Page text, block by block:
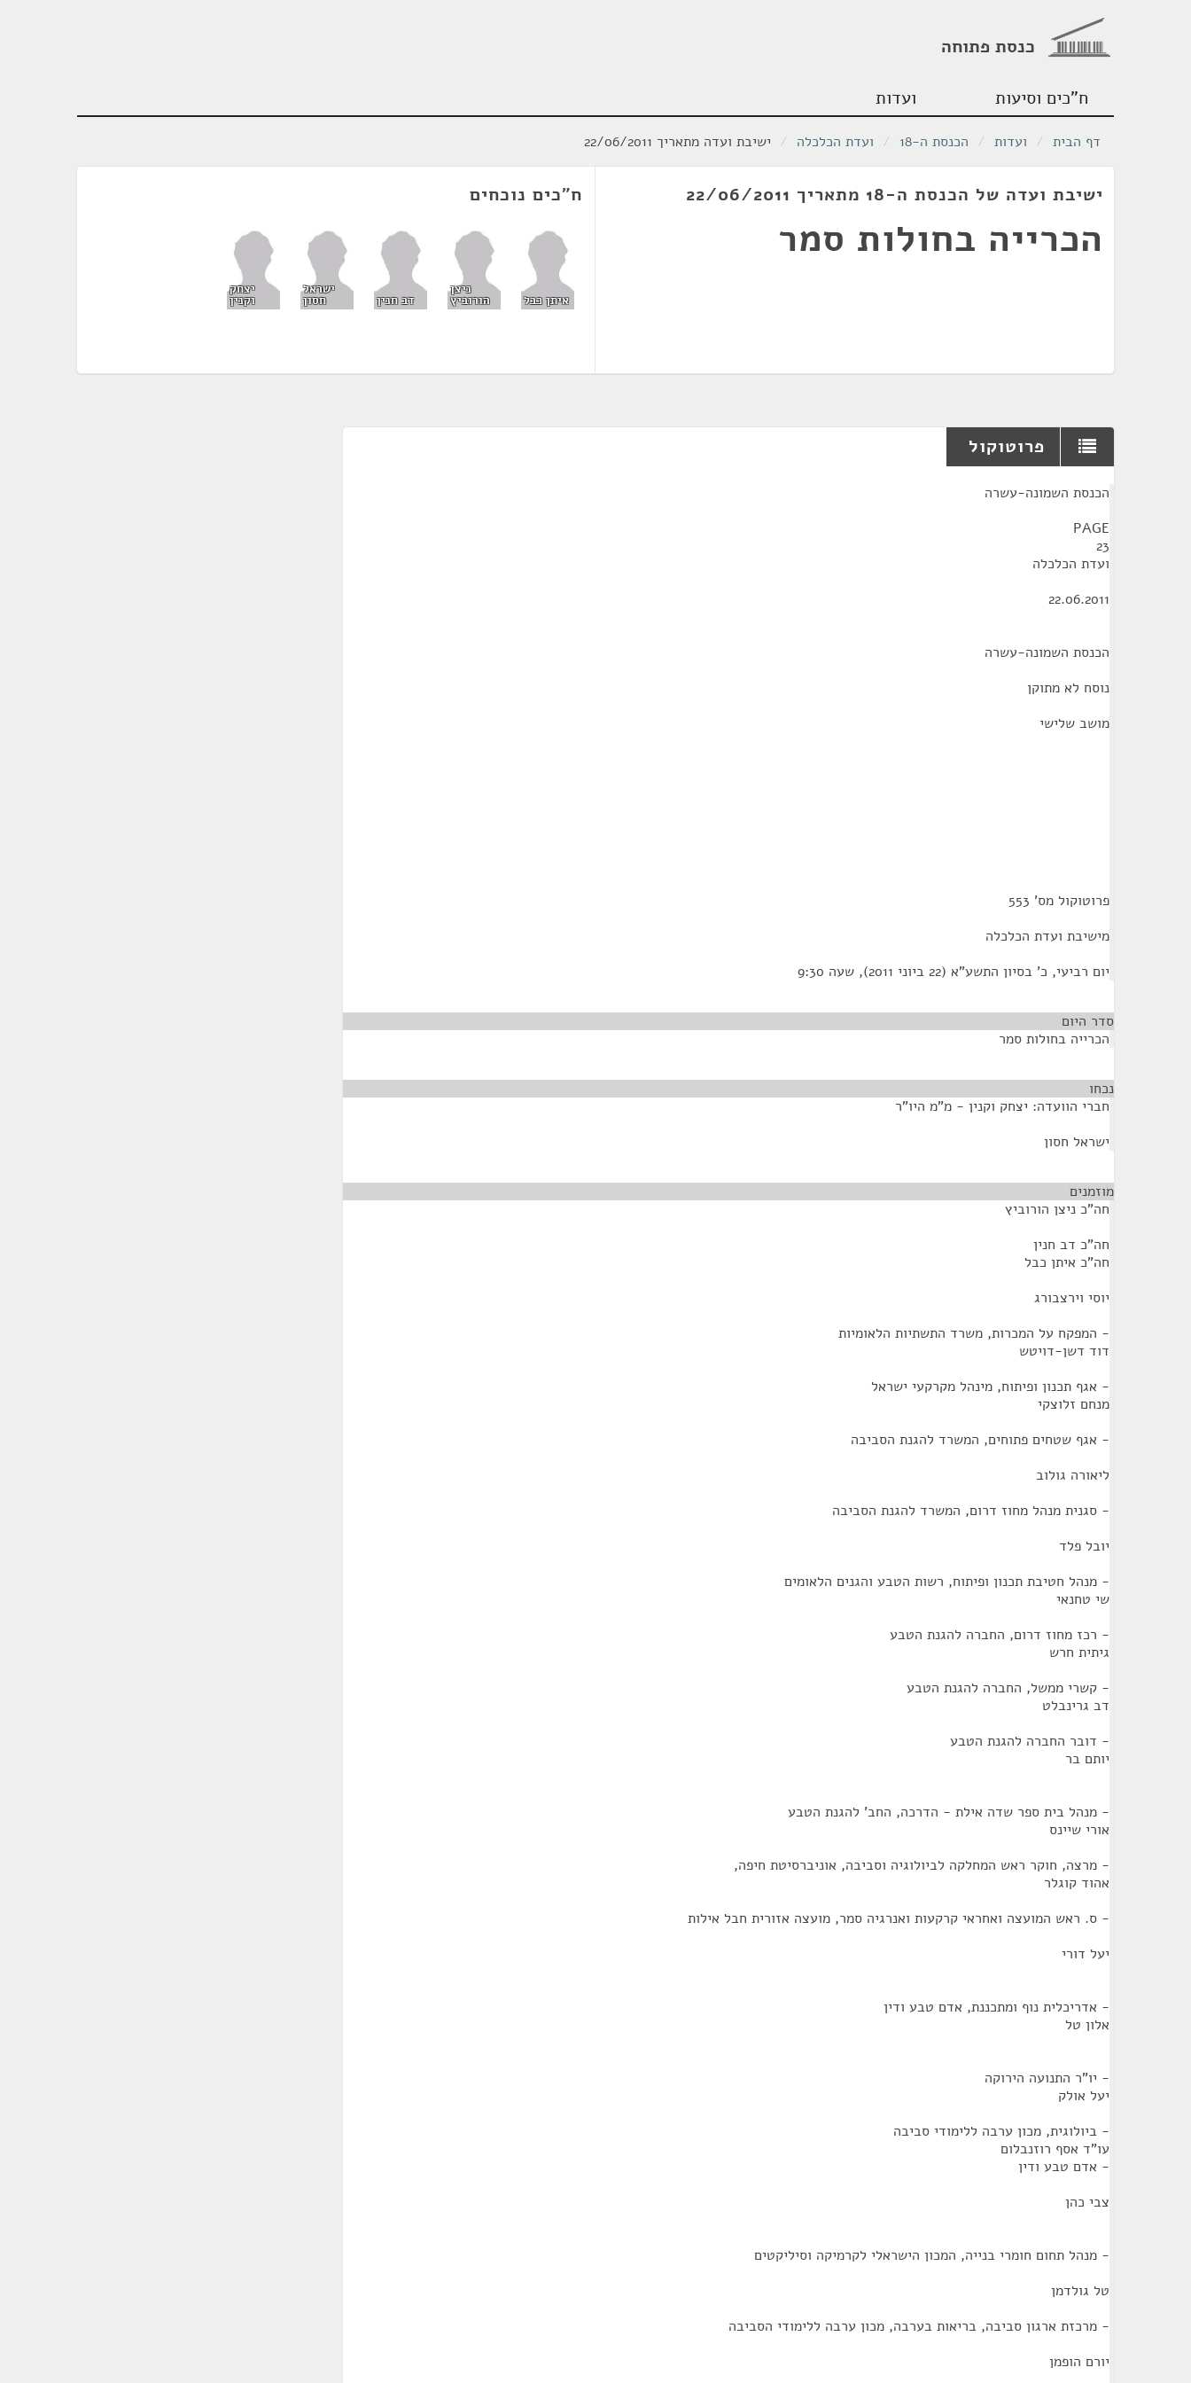
כנסת פתוחה
ח"כים וסיעות ועדות
דף הבית / ועדות / הכנסת ה-18 / ועדת הכלכלה / ישיבת ועדה מתאריך 22/06/2011
ישיבת ועדה של הכנסת ה-18 מתאריך 22/06/2011
הכרייה בחולות סמר
ח"כים נוכחים
איתן כבל
ניצן
הורוביץ דב חנין
ישראל
חסון
יצחק
וקנין
פרוטוקול
הכנסת השמונה-עשרה
PAGE
23
ועדת הכלכלה
22.06.2011
הכנסת השמונה-עשרה
נוסח לא מתוקן
מושב שלישי
פרוטוקול מס' 553
מישיבת ועדת הכלכלה
יום רביעי, כ' בסיון התשע"א (22 ביוני 2011), שעה 9:30
סדר היום
הכרייה בחולות סמר
נכחו
חברי הוועדה: יצחק וקנין - מ"מ היו"ר
ישראל חסון
מוזמנים
חה"כ ניצן הורוביץ
חה"כ דב חנין
חה"כ איתן כבל
יוסי וירצבורג
- המפקח על המכרות, משרד התשתיות הלאומיות
דוד דשן-דויטש
- אגף תכנון ופיתוח, מינהל מקרקעי ישראל
מנחם זלוצקי
- אגף שטחים פתוחים, המשרד להגנת הסביבה
ליאורה גולוב
- סגנית מנהל מחוז דרום, המשרד להגנת הסביבה
יובל פלד
- מנהל חטיבת תכנון ופיתוח, רשות הטבע והגנים הלאומים
שי טחנאי
- רכז מחוז דרום, החברה להגנת הטבע
גיתית חרש
- קשרי ממשל, החברה להגנת הטבע
דב גרינבלט
- דובר החברה להגנת הטבע
יותם בר
- מנהל בית ספר שדה אילת - הדרכה, החב' להגנת הטבע
אורי שיינס
- מרצה, חוקר ראש המחלקה לביולוגיה וסביבה, אוניברסיטת חיפה,
אהוד קוגלר
- ס. ראש המועצה ואחראי קרקעות ואנרגיה סמר, מועצה אזורית חבל אילות
יעל דורי
- אדריכלית נוף ומתכננת, אדם טבע ודין
אלון טל
- יו"ר התנועה הירוקה
יעל אולק
- ביולוגית, מכון ערבה ללימודי סביבה
עו"ד אסף רוזנבלום
- אדם טבע ודין
צבי כהן
- מנהל תחום חומרי בנייה, המכון הישראלי לקרמיקה וסיליקטים
טל גולדמן
- מרכזת ארגון סביבה, בריאות בערבה, מכון ערבה ללימודי הסביבה
יורם הופמן